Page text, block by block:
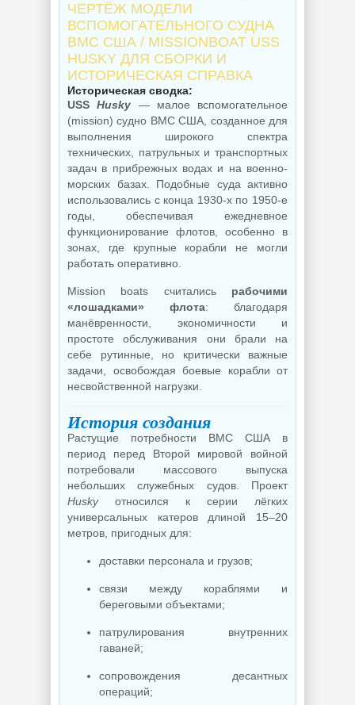
ЧЕРТЁЖ МОДЕЛИ
ВСПОМОГАТЕЛЬНОГО СУДНА
ВМС США / MISSIONBOAT USS
HUSKY ДЛЯ СБОРКИ И
ИСТОРИЧЕСКАЯ СПРАВКА
Историческая сводка:
USSHusky — малое вспомогательное
(mission) судно ВМС США, созданное для
выполнения широкого спектра
технических, патрульных и транспортных
задач в прибрежных водах и на военно-
морских базах. Подобные суда активно
использовались с конца 1930-х по 1950-е
годы, обеспечивая ежедневное
функционирование флотов, особенно в
зонах, где крупные корабли не могли
работать оперативно.
Mission boats считались рабочими
«лошадками» флота: благодаря
манёвренности, экономичности и
простоте обслуживания они брали на
себе рутинные, но критически важные
задачи, освобождая боевые корабли от
несвойственной нагрузки.
История создания
Растущие потребности ВМС США в
период перед Второй мировой войной
потребовали массового выпуска
небольших служебных судов. Проект
Huskyотносился к серии лёгких
универсальных катеров длиной 15–20
метров, пригодных для:
доставки персонала и грузов;
связи между кораблями и
береговыми объектами;
патрулирования внутренних
гаваней;
сопровождения десантных
операций;